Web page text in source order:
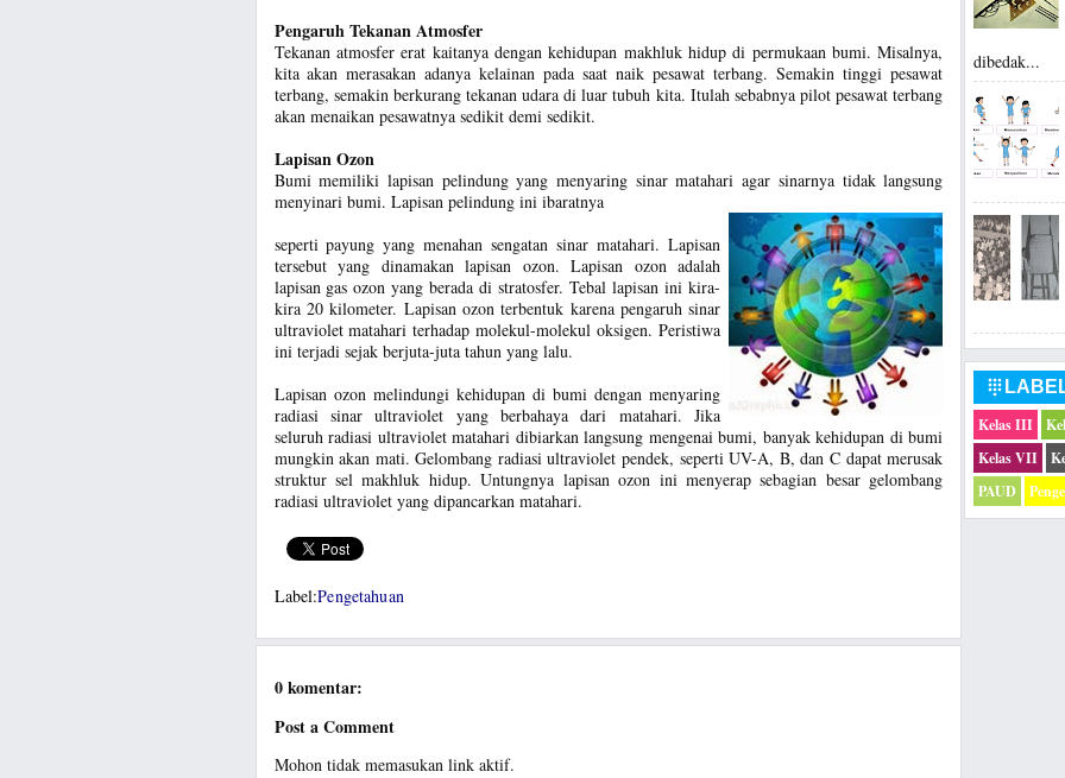
Pengaruh Tekanan Atmosfer
Tekanan atmosfer erat kaitanya dengan kehidupan makhluk hidup di permukaan bumi. Misalnya,
kita akan merasakan adanya kelainan pada saat naik pesawat terbang. Semakin tinggi pesawat
terbang, semakin berkurang tekanan udara di luar tubuh kita. Itulah sebabnya pilot pesawat terbang
akan menaikan pesawatnya sedikit demi sedikit.
Lapisan Ozon
Bumi memiliki lapisan pelindung yang menyaring sinar matahari agar sinarnya tidak langsung
menyinari bumi. Lapisan pelindung ini ibaratnya
seperti payung yang menahan sengatan sinar matahari. Lapisan
tersebut yang dinamakan lapisan ozon. Lapisan ozon adalah
lapisan gas ozon yang berada di stratosfer. Tebal lapisan ini kira-
kira 20 kilometer. Lapisan ozon terbentuk karena pengaruh sinar
ultraviolet matahari terhadap molekul-molekul oksigen. Peristiwa
ini terjadi sejak berjuta-juta tahun yang lalu.
Lapisan ozon melindungi kehidupan di bumi dengan menyaring
radiasi sinar ultraviolet yang berbahaya dari matahari. Jika
seluruh radiasi ultraviolet matahari dibiarkan langsung mengenai bumi, banyak kehidupan di bumi
mungkin akan mati. Gelombang radiasi ultraviolet pendek, seperti UV-A, B, dan C dapat merusak
struktur sel makhluk hidup. Untungnya lapisan ozon ini menyerap sebagian besar gelombang
radiasi ultraviolet yang dipancarkan matahari.
Label:Pengetahuan
0 komentar:
Post a Comment
Mohon tidak memasukan link aktif.
dibedak...

Kelas III
Kelas VII
PAUD